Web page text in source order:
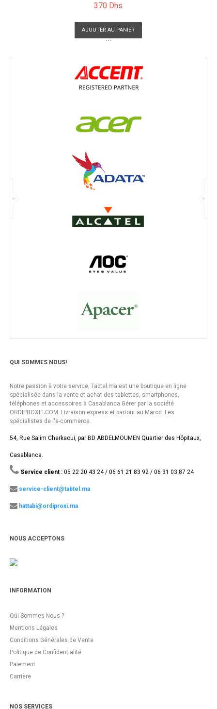
370 Dhs
AJOUTER AU PANIER
```
QUI SOMMES NOUS!
Notre passion à votre service, Tabtel.ma est une boutique en ligne
spécialisée dans la vente et achat des tablettes, smartphones,
téléphones et accessoires à Casablanca Gérer par la société
ORDIPROXI.ِCOM. Livraison express et partout au Maroc. Les
spécialistes de l'e-commerce.
54, Rue Salim Cherkaoui, par BD ABDELMOUMEN Quartier des Hôpitaux,
Casablanca.
Service client : 05 22 20 43 24 / 06 61 21 83 92 / 06 31 03 87 24
service-client@tabtel.ma
hattabi@ordiproxi.ma
NOUS ACCEPTONS
INFORMATION
Qui Sommes-Nous ?
Mentions Légales
Conditions Générales de Vente
Politique de Confidentialité
Paiement
Carrière
NOS SERVICES